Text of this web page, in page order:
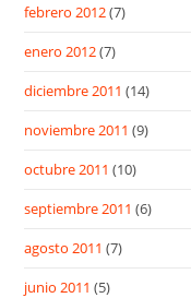
febrero 2012(7)
enero 2012(7)
diciembre 2011 (14)
noviembre 2011 (9)
octubre 2011 (10)
septiembre 2011 (6)
agosto 2011 (7)
junio 2011 (5)